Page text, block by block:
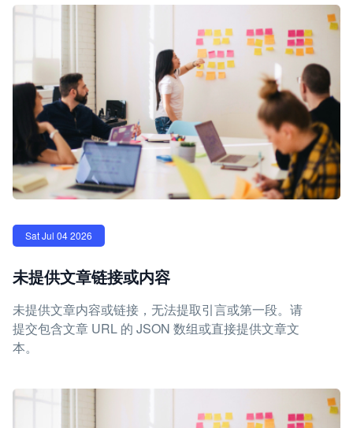
Sat Jul 04 2026
未提供文章链接或内容
未提供文章内容或链接，无法提取引言或第一段。请
提交包含文章 URL 的 JSON 数组或直接提供文章文
本。